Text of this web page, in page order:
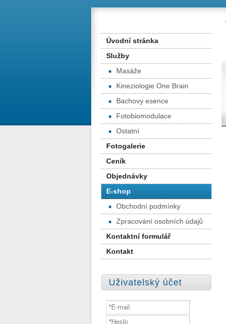
Úvodní stránka
Služby
Masáže
Kineziologie One Brain
Bachovy esence
Fotobiomodulace
Ostatní
Fotogalerie
Ceník
Objednávky
E-shop
Obchodní podmínky
Zpracování osobních údajů
Kontaktní formulář
Kontakt
Uživatelský účet